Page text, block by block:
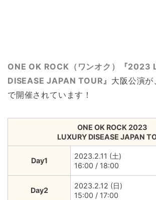
ONE OK ROCK（ワンオク）『2023
DISEASE JAPAN TOUR』 大阪公演が
で開催されています！
ONE OK ROCK 2023
LUXURY DISEASE JAPAN
Day1
2023.2.11 (土)
16:00 / 18:00
Day2
2023.2.12 (日)
15:00 / 17:00